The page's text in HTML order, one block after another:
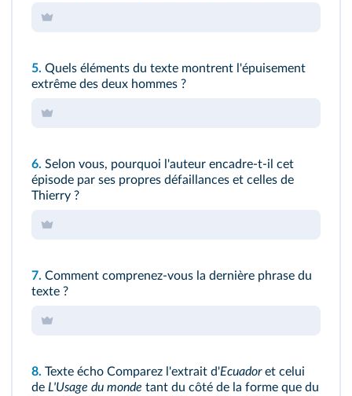
5. Quels éléments du texte montrent l'épuisement
extrême des deux hommes ?
6. Selon vous, pourquoi l'auteur encadre-t-il cet
épisode par ses propres défaillances et celles de
Thierry ?
7. Comment comprenez-vous la dernière phrase du
texte ?
8. Texte écho Comparez l'extrait d'Ecuadoret celui
de L'Usage du monde tant du côté de la forme que du